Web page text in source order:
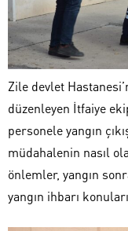
Zile devlet
düzenleyen İtfaiye
personele yangın
müdahalenin nasıl
önlemler, yangın
yangın ihbarı